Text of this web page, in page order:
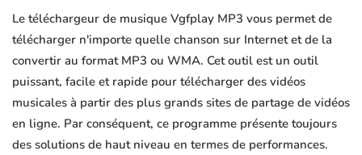
Le téléchargeur de musique Vgfplay MP3 vous permet de
télécharger n'importe quelle chanson sur Internet et de la
convertir au format MP3 ou WMA. Cet outil est un outil
puissant, facile et rapide pour télécharger des vidéos
musicales à partir des plus grands sites de partage de vidéos
en ligne. Par conséquent, ce programme présente toujours
des solutions de haut niveau en termes de performances.